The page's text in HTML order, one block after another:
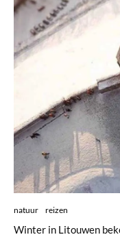
natuur reizen
Winter in Litouwen